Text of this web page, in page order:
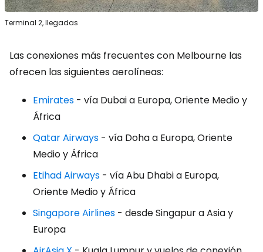
Terminal 2, llegadas
Las conexiones más frecuentes con Melbourne las
ofrecen las siguientes aerolíneas:
Emirates - vía Dubai a Europa, Oriente Medio y
África
Qatar Airways - vía Doha a Europa, Oriente
Medio y África
Etihad Airways - vía Abu Dhabi a Europa,
Oriente Medio y África
Singapore Airlines - desde Singapur a Asia y
Europa